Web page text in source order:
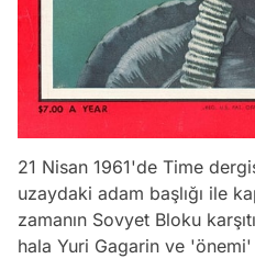
21 Nisan 1961'de Time
uzaydaki adam başlığı ile
zamanın Sovyet Bloku
hala Yuri Gagarin ve 'önemi'